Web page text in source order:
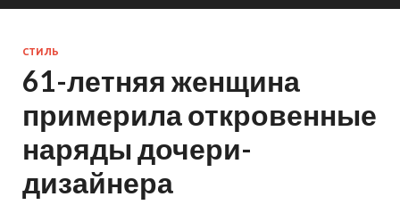
СТИЛЬ
61-летняя женщина
примерила откровенные
наряды дочери-
дизайнера